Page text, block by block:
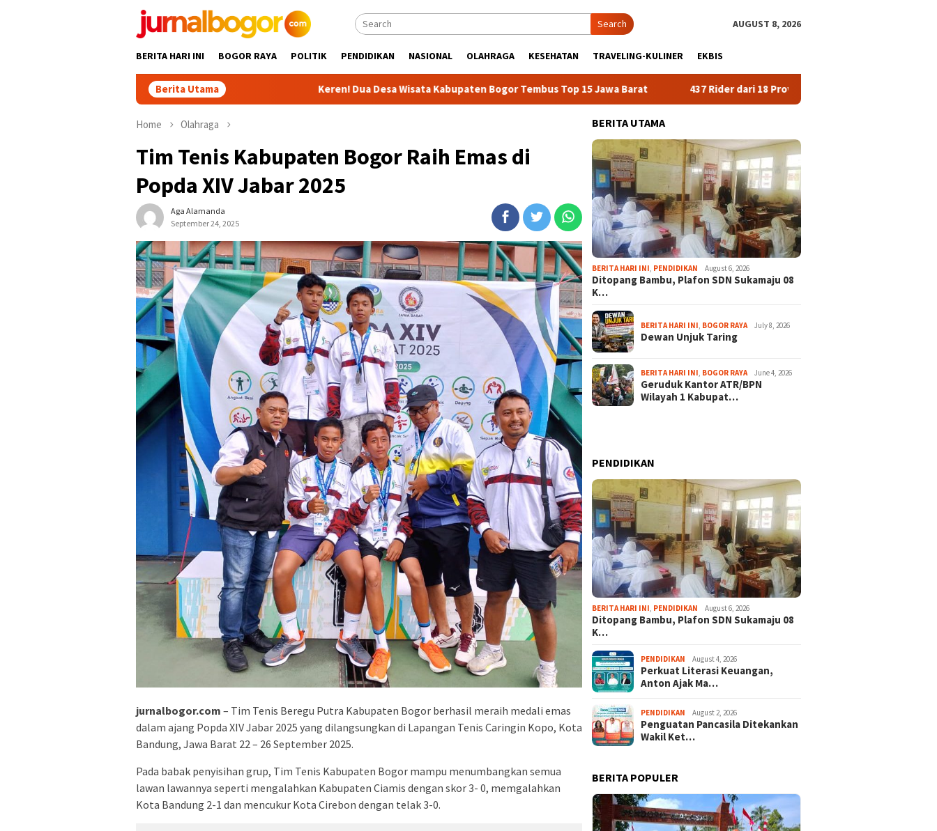
Search AUGUST 8, 2026
BERITA HARI INI BOGOR RAYA POLITIK PENDIDIKAN NASIONAL OLAHRAGA KESEHATAN TRAVELING-KULINER EKBIS
Berita Utama Keren! Dua Desa Wisata Kabupaten Bogor Tembus Top 15 Jawa Barat 437 Rider dari 18 Provinsi Ramaikan Bupati Cup 2026 Tour Malasari
Home Olahraga
Tim Tenis Kabupaten Bogor Raih Emas di
Popda XIV Jabar 2025
Aga Alamanda
September 24, 2025
jurnalbogor.com – Tim Tenis Beregu Putra Kabupaten Bogor berhasil meraih medali emas
dalam ajang Popda XIV Jabar 2025 yang dilangsungkan di Lapangan Tenis Caringin Kopo, Kota
Bandung, Jawa Barat 22 – 26 September 2025.
Pada babak penyisihan grup, Tim Tenis Kabupaten Bogor mampu menumbangkan semua
lawan lawannya seperti mengalahkan Kabupaten Ciamis dengan skor 3- 0, memgalahkan
Kota Bandung 2-1 dan mencukur Kota Cirebon dengan telak 3-0.
BERITA UTAMA
BERITA HARI INI PENDIDIKAN August 6, 2026
Ditopang Bambu, Plafon SDN Sukamaju 08
K…
BERITA HARI INI BOGOR RAYA July 8, 2026
Dewan Unjuk Taring
BERITA HARI INI BOGOR RAYA June 4, 2026
Geruduk Kantor ATR/BPN
Wilayah 1 Kabupat…
PENDIDIKAN
BERITA HARI INI PENDIDIKAN August 6, 2026
Ditopang Bambu, Plafon SDN Sukamaju 08
K…
PENDIDIKAN August 4, 2026
Perkuat Literasi Keuangan,
Anton Ajak Ma…
PENDIDIKAN August 2, 2026
Penguatan Pancasila Ditekankan
Wakil Ket…
BERITA POPULER